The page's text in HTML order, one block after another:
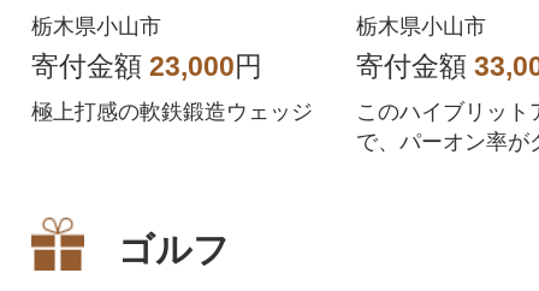
特別仕様
栃木県小山市
寄付金額 23,000円
極上打感の軟鉄鍛造ウェッジ
クスLD 【
栃木県小山市
寄付金額
このハイブリット
で、パーオン率が
ゴルフ